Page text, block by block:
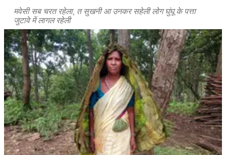
मवेसी सब चरत रहेला, त सुखनी आ उनकर सहेली लोग घुंघू के पत्ता
जुटावे में लागल रहेली